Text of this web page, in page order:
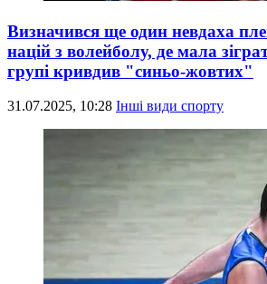
Визначився ще один невдаха
націй з волейболу, де мала
групі кривдив "синьо-жовтих"
31.07.2025, 10:28 Інші види спорту